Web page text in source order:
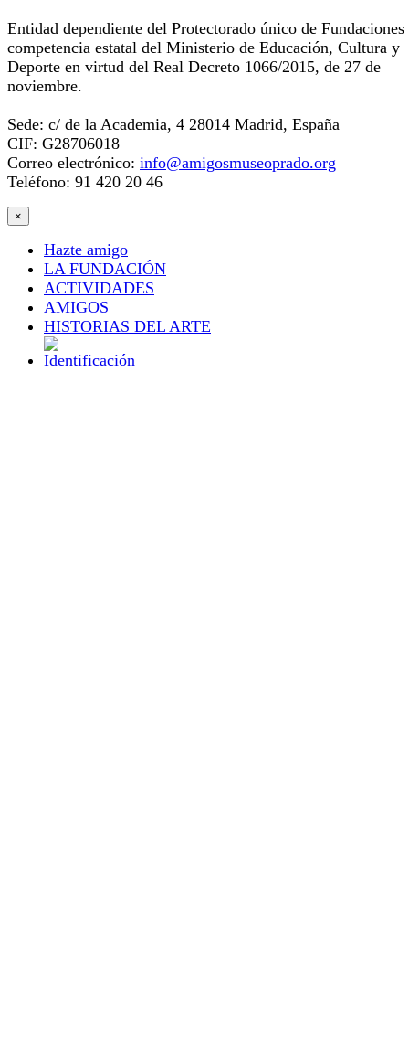
Entidad dependiente del Protectorado único de Fundaciones
competencia estatal del Ministerio de Educación, Cultura y
Deporte en virtud del Real Decreto 1066/2015, de 27 de
noviembre.
Sede: c/ de la Academia, 4 28014 Madrid, España
CIF: G28706018
Correo electrónico: info@amigosmuseoprado.org
Teléfono: 91 420 20 46
×
Hazte amigo
LA FUNDACIÓN
ACTIVIDADES
AMIGOS
HISTORIAS DEL ARTE